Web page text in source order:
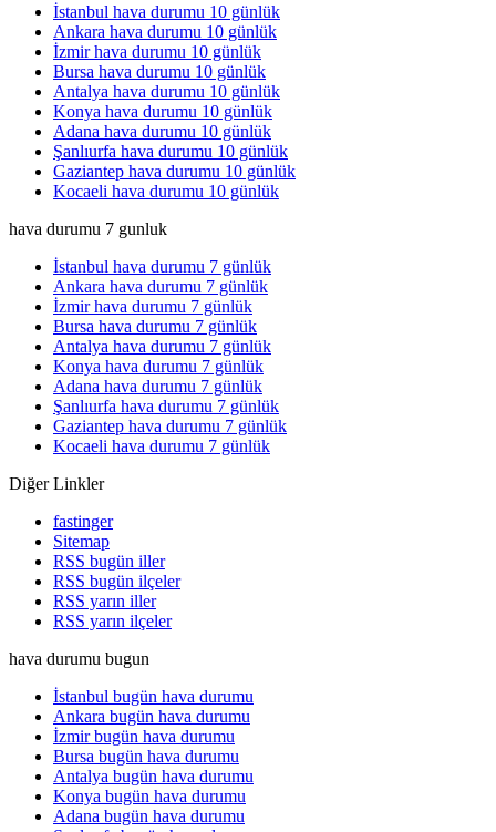
İstanbul hava durumu 10 günlük
Ankara hava durumu 10 günlük
İzmir hava durumu 10 günlük
Bursa hava durumu 10 günlük
Antalya hava durumu 10 günlük
Konya hava durumu 10 günlük
Adana hava durumu 10 günlük
Şanlıurfa hava durumu 10 günlük
Gaziantep hava durumu 10 günlük
Kocaeli hava durumu 10 günlük
hava durumu 7 gunluk
İstanbul hava durumu 7 günlük
Ankara hava durumu 7 günlük
İzmir hava durumu 7 günlük
Bursa hava durumu 7 günlük
Antalya hava durumu 7 günlük
Konya hava durumu 7 günlük
Adana hava durumu 7 günlük
Şanlıurfa hava durumu 7 günlük
Gaziantep hava durumu 7 günlük
Kocaeli hava durumu 7 günlük
Diğer Linkler
fastinger
Sitemap
RSS bugün iller
RSS bugün ilçeler
RSS yarın iller
RSS yarın ilçeler
hava durumu bugun
İstanbul bugün hava durumu
Ankara bugün hava durumu
İzmir bugün hava durumu
Bursa bugün hava durumu
Antalya bugün hava durumu
Konya bugün hava durumu
Adana bugün hava durumu